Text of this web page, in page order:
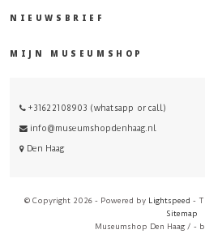
NIEUWSBRIEF
MIJN MUSEUMSHOP
+31622108903 (whatsapp or call)
info@museumshopdenhaag.nl
Den Haag
© Copyright 2026 - Powered by Lightspeed -
Sitemap
Museumshop Den Haag / -